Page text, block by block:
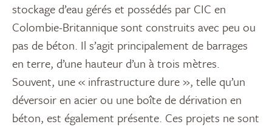
stockage d’eau gérés et possédés par CIC en
Colombie-Britannique sont construits avec peu ou
pas de béton. Il s’agit principalement de barrages
en terre, d’une hauteur d’un à trois mètres.
Souvent, une « infrastructure dure », telle qu’un
déversoir en acier ou une boîte de dérivation en
béton, est également présente. Ces projets ne sont